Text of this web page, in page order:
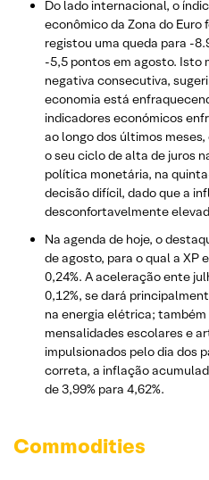
Do lado internacional, o
econômico da Zona do Euro
registou uma queda para -
-5,5 pontos em agosto. Isto
negativa consecutiva,
economia está
indicadores económicos
ao longo dos últimos
o seu ciclo de alta de juros
política monetária, na
decisão difícil, dado que a
desconfortavelmente
Na agenda de hoje, o
de agosto, para o qual a XP
0,24%. A aceleração ente
0,12%, se dará
na energia elétrica;
mensalidades escolares e
impulsionados pelo dia dos
correta, a inflação
de 3,99% para 4,62%.
Commodities